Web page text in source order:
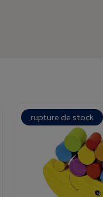
rupture de stock